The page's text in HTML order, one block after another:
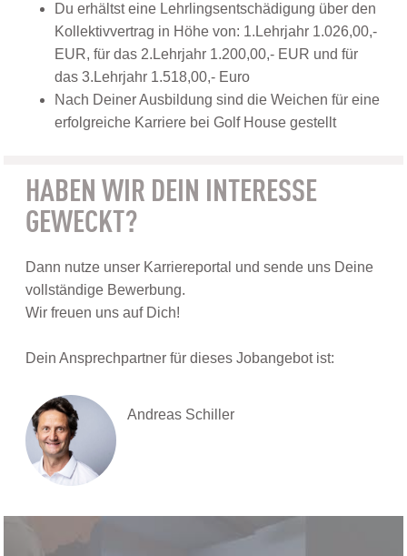
Du erhältst eine Lehrlingsentschädigung über den
Kollektivvertrag in Höhe von: 1.Lehrjahr 1.026,00,-
EUR, für das 2.Lehrjahr 1.200,00,- EUR und für
das 3.Lehrjahr 1.518,00,- Euro
Nach Deiner Ausbildung sind die Weichen für eine
erfolgreiche Karriere bei Golf House gestellt
HABEN WIR DEIN INTERESSE
GEWECKT?
Dann nutze unser Karriereportal und sende uns Deine
vollständige Bewerbung.
Wir freuen uns auf Dich!
Dein Ansprechpartner für dieses Jobangebot ist:
Andreas Schiller